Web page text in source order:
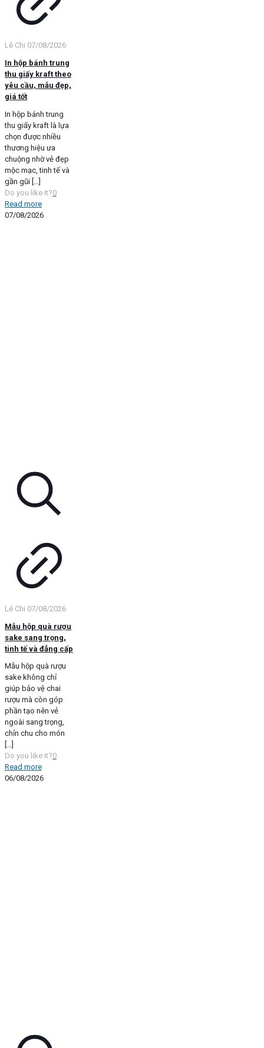
Lê Chi 07/08/2026
In hộp bánh trung
thu giấy kraft theo
yêu cầu, mẫu đẹp,
giá tốt
In hộp bánh trung
thu giấy kraft là lựa
chọn được nhiều
thương hiệu ưa
chuộng nhờ vẻ đẹp
mộc mạc, tinh tế và
gần gũi […]
Do you like it?0
Read more
07/08/2026
Lê Chi 07/08/2026
Mẫu hộp quà rượu
sake sang trọng,
tinh tế và đẳng cấp
Mẫu hộp quà rượu
sake không chỉ
giúp bảo vệ chai
rượu mà còn góp
phần tạo nên vẻ
ngoài sang trọng,
chỉn chu cho món
[…]
Do you like it?0
Read more
06/08/2026